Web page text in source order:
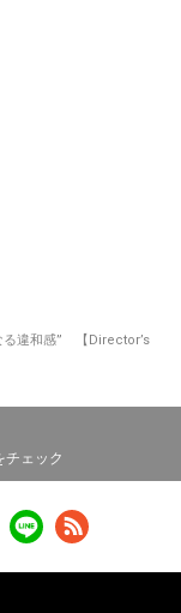
る違和感” 【Director’s
チェック